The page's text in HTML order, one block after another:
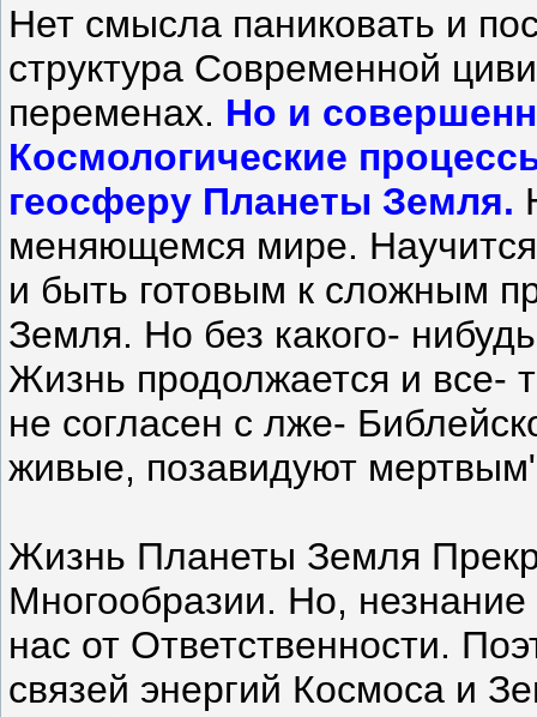
Нет смысла паниковать и
структура Современной
переменах. Но и
Космологические
геосферу Планеты Земля.
меняющемся мире.
и быть готовым к сложным
Земля. Но без какого-
Жизнь продолжается и все-
не согласен с лже-
живые, позавидуют
Жизнь Планеты Земля
Многообразии. Но,
нас от Ответственности.
связей энергий Космоса и